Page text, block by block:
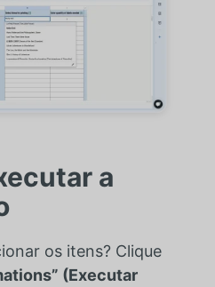
a
os itens? Clique
(Executar